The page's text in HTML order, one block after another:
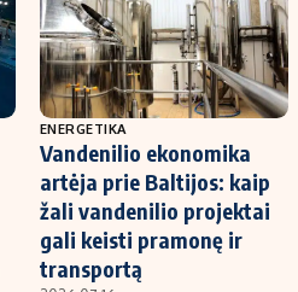
ENERGETIKA
Vandenilio ekonomika
artėja prie Baltijos: kaip
žali vandenilio projektai
gali keisti pramonę ir
transportą